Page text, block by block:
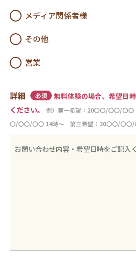
メディア関係者様
その他
営業
詳細 必須
無料体験の場合、希望日
ください。
例）第一希望：20〇〇/〇〇/〇
〇/〇〇/〇〇 14時〜 第三希望：20〇〇/〇〇/